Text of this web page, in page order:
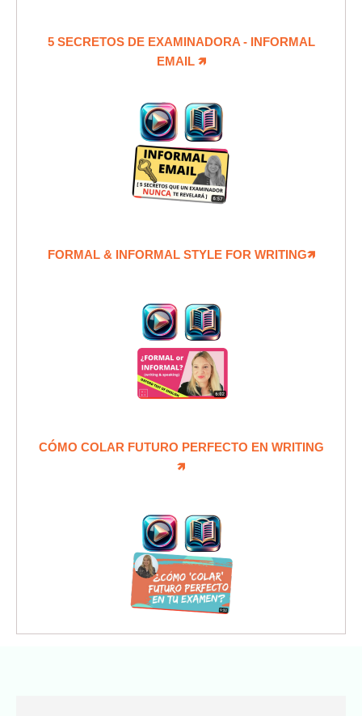
5 SECRETOS DE EXAMINADORA - INFORMAL
EMAIL🡽
FORMAL & INFORMAL STYLE FOR WRITING🡽
CÓMO COLAR FUTURO PERFECTO EN WRITING
🡽